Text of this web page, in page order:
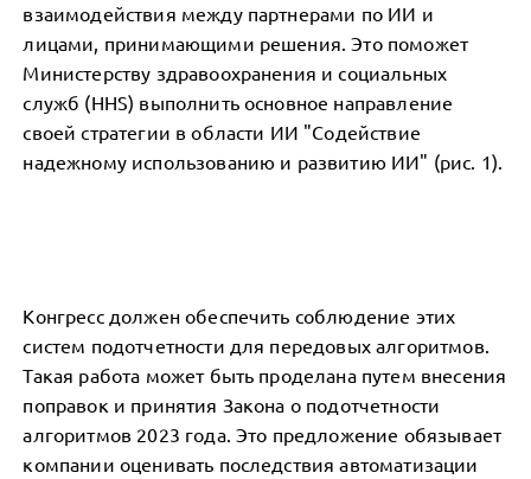
взаимодействия между партнерами по ИИ и
лицами, принимающими решения. Это поможет
Министерству здравоохранения и социальных
служб (HHS) выполнить основное направление
своей стратегии в области ИИ "Содействие
надежному использованию и развитию ИИ" (рис. 1).
Конгресс должен обеспечить соблюдение этих
систем подотчетности для передовых алгоритмов.
Такая работа может быть проделана путем внесения
поправок и принятия Закона о подотчетности
алгоритмов 2023 года. Это предложение обязывает
компании оценивать последствия автоматизации